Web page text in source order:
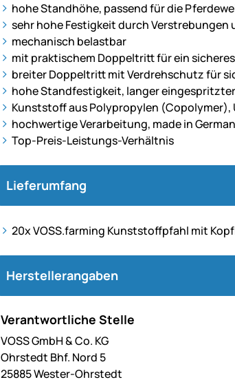
hohe Standhöhe, passend für die
sehr hohe Festigkeit durch Verstrebungen
mechanisch belastbar
mit praktischem Doppeltritt für ein
breiter Doppeltritt mit Verdrehschutz für
hohe Standfestigkeit, langer
Kunststoff aus Polypropylen (Copolymer),
hochwertige Verarbeitung, made in
Top-Preis-Leistungs-Verhältnis
Lieferumfang
20x VOSS.farming Kunststoffpfahl mit
Herstellerangaben
Verantwortliche Stelle
VOSS GmbH & Co. KG
Ohrstedt Bhf. Nord 5
25885 Wester-Ohrstedt